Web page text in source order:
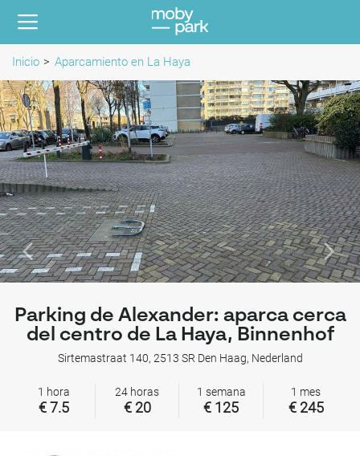
Inicio Aparcamiento en La Haya
Parking de Alexander: aparca cerca
del centro de La Haya, Binnenhof
Sirtemastraat 140, 2513 SR Den Haag, Nederland
1 hora
€ 7.5
24 horas
€ 20
1 semana
€ 125
1 mes
€ 245